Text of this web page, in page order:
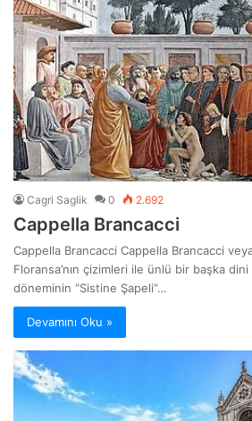
Cagri Saglik 0 2.692
Cappella Brancacci
Cappella Brancacci Cappella Brancacci
Floransa’nın çizimleri ile ünlü bir başka
döneminin “Sistine Şapeli”…
Devamını Oku »